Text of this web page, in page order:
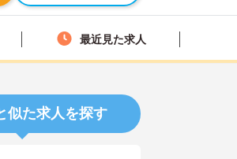
最近見た求人
似た求人を探す